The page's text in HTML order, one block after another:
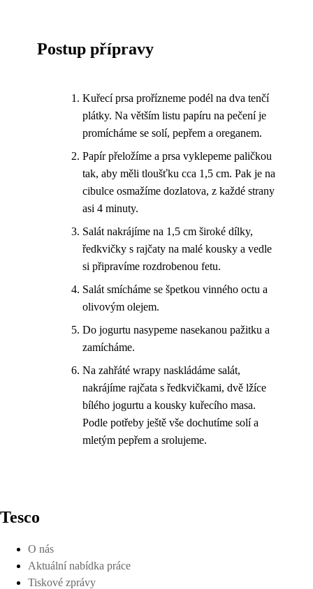
Postup přípravy
Kuřecí prsa prořízneme podél na dva tenčí
plátky. Na větším listu papíru na pečení je
promícháme se solí, pepřem a oreganem.
Papír přeložíme a prsa vyklepeme paličkou
tak, aby měli tloušťku cca 1,5 cm. Pak je na
cibulce osmažíme dozlatova, z každé strany
asi 4 minuty.
Salát nakrájíme na 1,5 cm široké dílky,
ředkvičky s rajčaty na malé kousky a vedle
si připravíme rozdrobenou fetu.
Salát smícháme se špetkou vinného octu a
olivovým olejem.
Do jogurtu nasypeme nasekanou pažitku a
zamícháme.
Na zahřáté wrapy naskládáme salát,
nakrájíme rajčata s ředkvičkami, dvě lžíce
bílého jogurtu a kousky kuřecího masa.
Podle potřeby ještě vše dochutíme solí a
mletým pepřem a srolujeme.
Tesco
O nás
Aktuální nabídka práce
Tiskové zprávy